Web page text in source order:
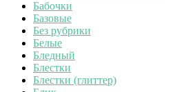
Бабочки
Базовые
Без рубрики
Белые
Бледный
Блестки
Блестки (глиттер)